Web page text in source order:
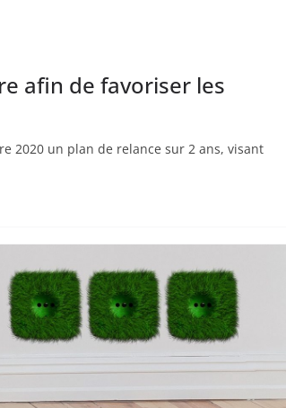
afin de favoriser les
2020 un plan de relance sur 2 ans, visant